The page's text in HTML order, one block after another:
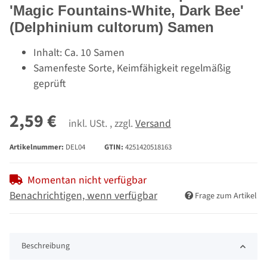
'Magic Fountains-White, Dark Bee'
(Delphinium cultorum) Samen
Inhalt: Ca. 10 Samen
Samenfeste Sorte, Keimfähigkeit regelmäßig
geprüft
2,59 € inkl. USt. , zzgl. Versand
Artikelnummer: DEL04 GTIN: 4251420518163
Momentan nicht verfügbar
Benachrichtigen, wenn verfügbar
Frage zum Artikel
Beschreibung